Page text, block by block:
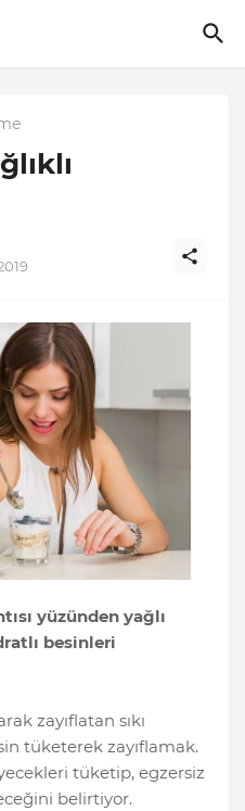
yüzünden yağlı
besinleri
zayıflatan sıkı
tüketerek zayıflamak.
tüketip, egzersiz
belirtiyor.